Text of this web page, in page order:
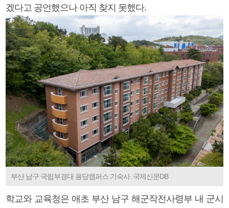
겠다고 공언했으나 아직 찾지 못했다.
부산 남구 국립부경대 용당캠퍼스 기숙사. 국제신문DB
학교와 교육청은 애초 부산 남구 해군작전사령부 내 군시